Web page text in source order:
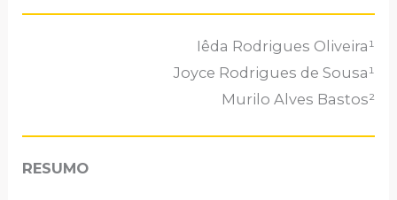
Iêda Rodrigues Oliveira¹
Joyce Rodrigues de Sousa¹
Murilo Alves Bastos²
RESUMO